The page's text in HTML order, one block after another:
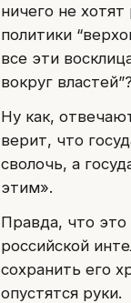
ничего не
политики
все эти
вокруг властей”?
Ну как,
верит, что
сволочь, а
этим».
Правда, что это
российской
сохранить его
опустятся руки.